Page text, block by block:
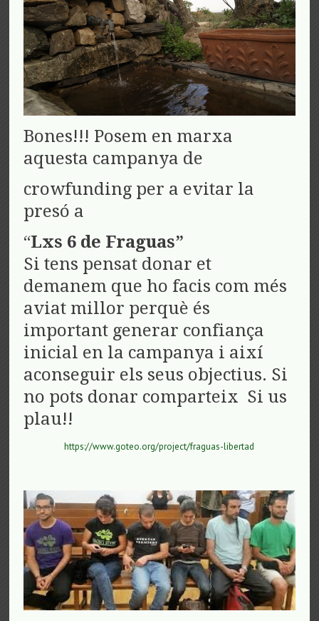
Bones!!! Posem en marxa
aquesta campanya de
crowfunding per a evitar la
presó a
“Lxs 6 de Fraguas”
Si tens pensat donar et
demanem que ho facis com més
aviat millor perquè és
important generar confiança
inicial en la campanya i així
aconseguir els seus objectius. Si
no pots donar comparteix Si us
plau!!
https://www.goteo.org/project/fraguas-libertad